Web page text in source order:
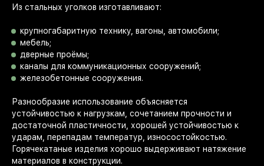
Из стальных уголков изготавливают:
крупногабаритную технику, вагоны, автомобили;
мебель;
дверные проёмы;
каналы для коммуникационных сооружений;
железобетонные сооружения.
Разнообразие использование объясняется
устойчивостью к нагрузкам, сочетанием прочности и
достаточной пластичности, хорошей устойчивостью к
ударам, перепадам температур, износостойкостью.
Горячекатаные изделия хорошо выдерживают натяжение
материалов в конструкции.